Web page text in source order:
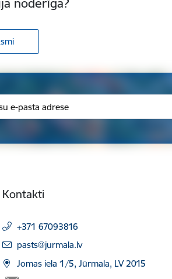
noderīga?
Kontakti
+371 67093816
E-pasts:
pasts@jurmala.lv
Jomas iela 1/5, Jūrmala, LV 2015